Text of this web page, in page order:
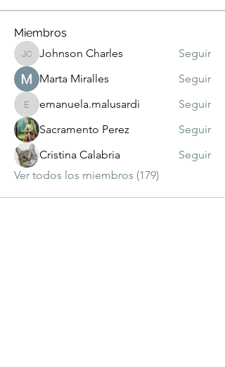
Miembros
Johnson Charles
Johnson Charles
Seguir
Marta Miralles
Seguir
emanuela.malusardi
emanuela.malusardi
Seguir
Sacramento Perez
Seguir
Cristina Calabria
Seguir
Ver todos los miembros (179)